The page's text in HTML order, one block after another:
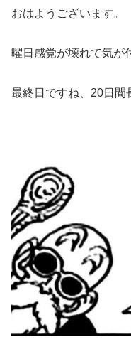
おはようございます。
曜日感覚が壊れて気が
最終日ですね、20日間